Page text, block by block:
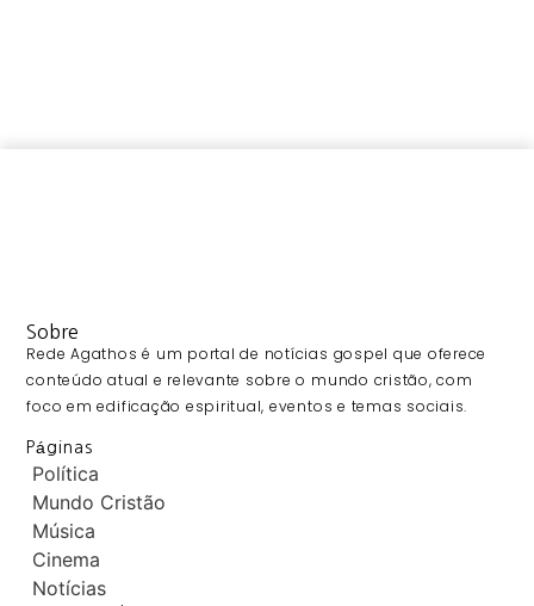
Sobre
Rede Agathos é um portal de notícias gospel que oferece
conteúdo atual e relevante sobre o mundo cristão, com
foco em edificação espiritual, eventos e temas sociais.
Páginas
Política
Mundo Cristão
Música
Cinema
Notícias